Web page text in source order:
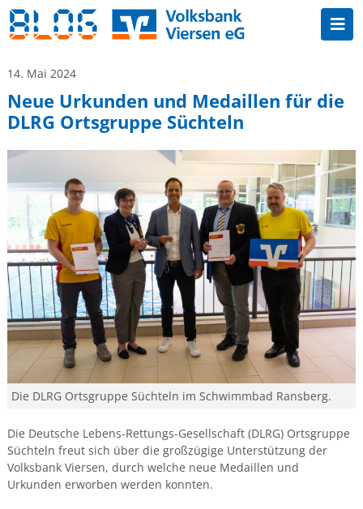
14. Mai 2024
Neue Urkunden und Medaillen für die
DLRG Ortsgruppe Süchteln
Die DLRG Ortsgruppe Süchteln im Schwimmbad Ransberg.
Die Deutsche Lebens-Rettungs-Gesellschaft (DLRG) Ortsgruppe
Süchteln freut sich über die großzügige Unterstützung der
Volksbank Viersen, durch welche neue Medaillen und
Urkunden erworben werden konnten.